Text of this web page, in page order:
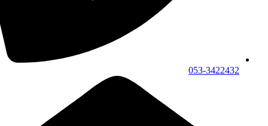
053-3422432